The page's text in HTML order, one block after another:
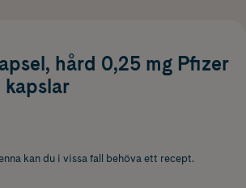
hård 0,25 mg Pfizer
kapslar
kan du i vissa fall behöva ett recept.